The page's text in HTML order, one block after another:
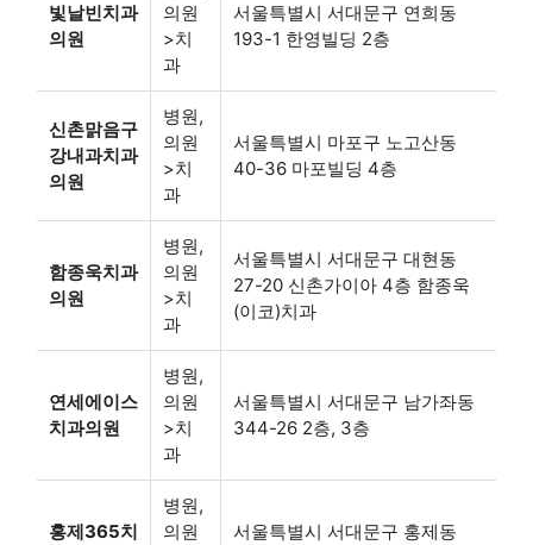
빛날빈치과
의원
의원
>치
과
서울특별시 서대문구 연희동
193-1 한영빌딩 2층
신촌맑음구
강내과치과
의원
병원,
의원
>치
과
서울특별시 마포구 노고산동
40-36 마포빌딩 4층
함종욱치과
의원
병원,
의원
>치
과
서울특별시 서대문구 대현동
27-20 신촌가이아 4층 함종욱
(이코)치과
연세에이스
치과의원
병원,
의원
>치
과
서울특별시 서대문구 남가좌동
344-26 2층, 3층
홍제365치
병원,
의원
서울특별시 서대문구 홍제동